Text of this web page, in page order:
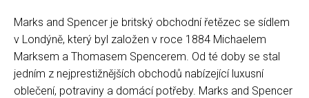
Marks and Spencer je britský obchodní řetězec se sídlem
v Londýně, který byl založen v roce 1884 Michaelem
Marksem a Thomasem Spencerem. Od té doby se stal
jedním z nejprestižnějších obchodů nabízející luxusní
oblečení, potraviny a domácí potřeby. Marks and Spencer